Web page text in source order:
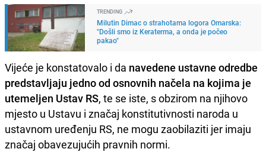
TRENDING
Milutin Dimac o strahotama logora Omarska:
"Došli smo iz Keraterma, a onda je počeo
pakao"
Vijeće je konstatovalo i da navedene ustavne odredbe
predstavljaju jedno od osnovnih načela na kojima je
utemeljen Ustav RS, te se iste, s obzirom na njihovo
mjesto u Ustavu i značaj konstitutivnosti naroda u
ustavnom uređenju RS, ne mogu zaobilaziti jer imaju
značaj obavezujućih pravnih normi.